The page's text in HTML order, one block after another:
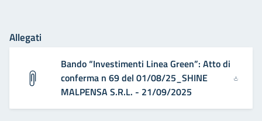
Allegati
Bando “Investimenti Linea Green”: Atto di
conferma n 69 del 01/08/25_SHINE
MALPENSA S.R.L. - 21/09/2025